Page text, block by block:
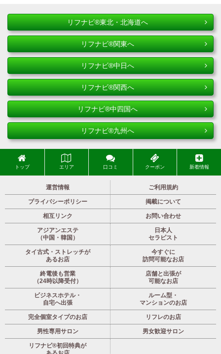
リフナビ®東北・北海道へ
リフナビ®関東へ
リフナビ®中日へ
リフナビ®関西へ
リフナビ®中四国へ
リフナビ®九州へ
トップ エリア 口コミ クーポン 新着情報
運営情報 ご利用規約
プライバシーポリシー 掲載について
相互リンク お問い合わせ
アジアンエステ
（中国・韓国）
日本人
セラピスト
タイ古式・ストレッチが
あるお店
今すぐに
訪問可能なお店
終電後も営業
（24時以降受付）
店舗と出張が
可能なお店
ビジネスホテル・
自宅へ出張
ルーム型・
マンションのお店
完全個室タイプのお店 リフレのお店
男性専用サロン 男女歓迎サロン
リフナビ®初回特典が